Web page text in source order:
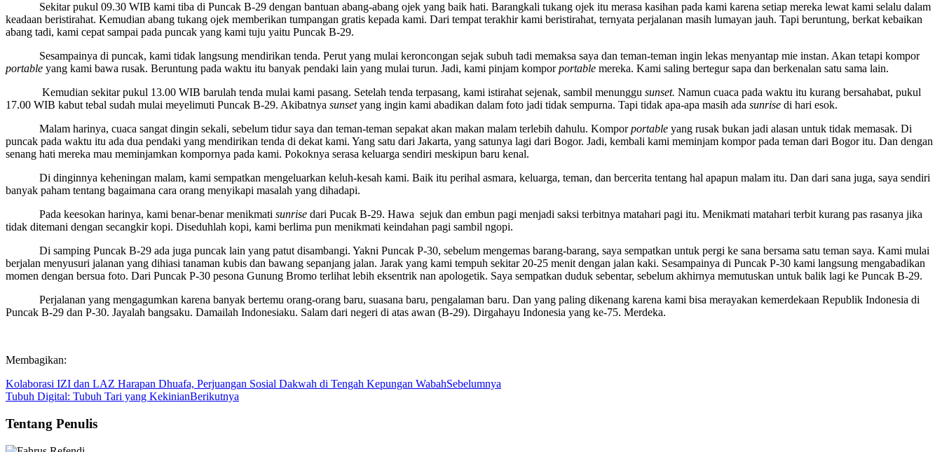
Sekitar pukul 09.30 WIB kami tiba di Puncak B-29 dengan bantuan abang-abang ojek yang baik hati. Barangkali tukang ojek itu merasa kasihan pada kami karena setiap mereka lewat kami selalu dalam
keadaan beristirahat. Kemudian abang tukang ojek memberikan tumpangan gratis kepada kami. Dari tempat terakhir kami beristirahat, ternyata perjalanan masih lumayan jauh. Tapi beruntung, berkat kebaikan
abang tadi, kami cepat sampai pada puncak yang kami tuju yaitu Puncak B-29.
Sesampainya di puncak, kami tidak langsung mendirikan tenda. Perut yang mulai keroncongan sejak subuh tadi memaksa saya dan teman-teman ingin lekas menyantap mie instan. Akan tetapi kompor
portable yang kami bawa rusak. Beruntung pada waktu itu banyak pendaki lain yang mulai turun. Jadi, kami pinjam komporportable mereka. Kami saling bertegur sapa dan berkenalan satu sama lain.
Kemudian sekitar pukul 13.00 WIB barulah tenda mulai kami pasang. Setelah tenda terpasang, kami istirahat sejenak, sambil menunggu sunset. Namun cuaca pada waktu itu kurang bersahabat, pukul
17.00 WIB kabut tebal sudah mulai meyelimuti Puncak B-29. Akibatnya sunsetyang ingin kami abadikan dalam foto jadi tidak sempurna. Tapi tidak apa-apa masih ada sunrise di hari esok.
Malam harinya, cuaca sangat dingin sekali, sebelum tidur saya dan teman-teman sepakat akan makan malam terlebih dahulu. Komporportable yang rusak bukan jadi alasan untuk tidak memasak. Di
puncak pada waktu itu ada dua pendaki yang mendirikan tenda di dekat kami. Yang satu dari Jakarta, yang satunya lagi dari Bogor. Jadi, kembali kami meminjam kompor pada teman dari Bogor itu. Dan dengan
senang hati mereka mau meminjamkan kompornya pada kami. Pokoknya serasa keluarga sendiri meskipun baru kenal.
Di dinginnya keheningan malam, kami sempatkan mengeluarkan keluh-kesah kami. Baik itu perihal asmara, keluarga, teman, dan bercerita tentang hal apapun malam itu. Dan dari sana juga, saya sendiri
banyak paham tentang bagaimana cara orang menyikapi masalah yang dihadapi.
Pada keesokan harinya, kami benar-benar menikmati sunrise dari Pucak B-29. Hawa sejuk dan embun pagi menjadi saksi terbitnya matahari pagi itu. Menikmati matahari terbit kurang pas rasanya jika
tidak ditemani dengan secangkir kopi. Diseduhlah kopi, kami berlima pun menikmati keindahan pagi sambil ngopi.
Di samping Puncak B-29 ada juga puncak lain yang patut disambangi. Yakni Puncak P-30, sebelum mengemas barang-barang, saya sempatkan untuk pergi ke sana bersama satu teman saya. Kami mulai
berjalan menyusuri jalanan yang dihiasi tanaman kubis dan bawang sepanjang jalan. Jarak yang kami tempuh sekitar 20-25 menit dengan jalan kaki. Sesampainya di Puncak P-30 kami langsung mengabadikan
momen dengan bersua foto. Dari Puncak P-30 pesona Gunung Bromo terlihat lebih eksentrik nan apologetik. Saya sempatkan duduk sebentar, sebelum akhirnya memutuskan untuk balik lagi ke Puncak B-29.
Perjalanan yang mengagumkan karena banyak bertemu orang-orang baru, suasana baru, pengalaman baru. Dan yang paling dikenang karena kami bisa merayakan kemerdekaan Republik Indonesia di
Puncak B-29 dan P-30. Jayalah bangsaku. Damailah Indonesiaku. Salam dari negeri di atas awan (B-29). Dirgahayu Indonesia yang ke-75. Merdeka.
Membagikan:
Kolaborasi IZI dan LAZ Harapan Dhuafa, Perjuangan Sosial Dakwah di Tengah Kepungan WabahSebelumnya
Tubuh Digital: Tubuh Tari yang KekinianBerikutnya
Tentang Penulis